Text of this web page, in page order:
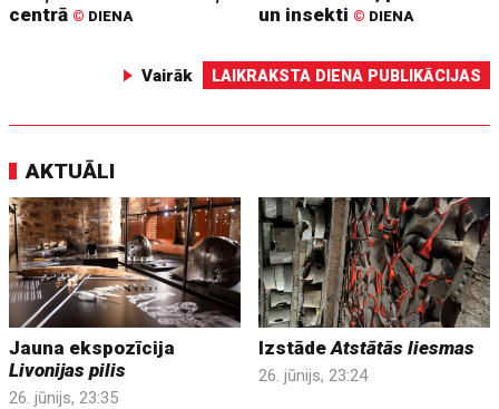
centrā © DIENA
un insekti © DIENA
Vairāk LAIKRAKSTA DIENA PUBLIKĀCIJAS
AKTUĀLI
Jauna ekspozīcija
Livonijas pilis
26. jūnijs, 23:35
IzstādeAtstātās liesmas
26. jūnijs, 23:24